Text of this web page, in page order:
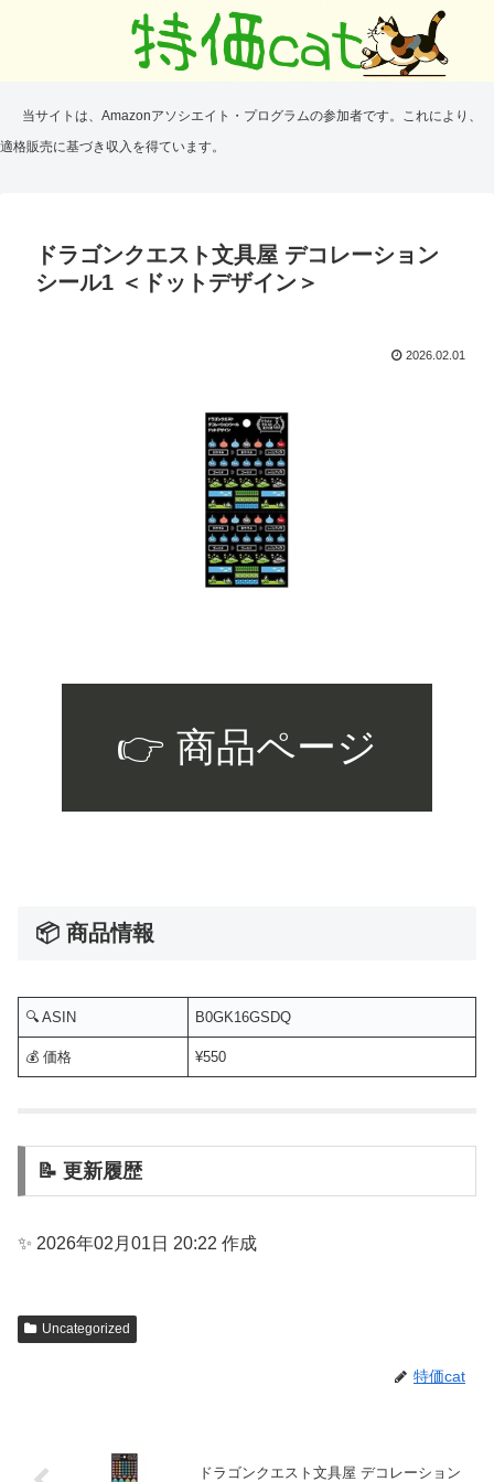
当サイトは、Amazonアソシエイト・プログラムの参加者です。これにより、
適格販売に基づき収入を得ています。
ドラゴンクエスト文具屋 デコレーション
シール1 ＜ドットデザイン＞
2026.02.01
👉 商品ページ
📦 商品情報
🔍 ASIN B0GK16GSDQ
💰 価格 ¥550
📝 更新履歴
✨ 2026年02月01日 20:22 作成
Uncategorized
特価cat
ドラゴンクエスト文具屋 デコレーション